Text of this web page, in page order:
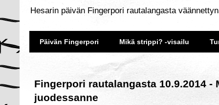
Hesarin päivän Fingerpori rautalangasta
Päivän Fingerpori Mikä strippi? -visailu
Fingerpori rautalangasta 10.9.2014 -
juodessanne